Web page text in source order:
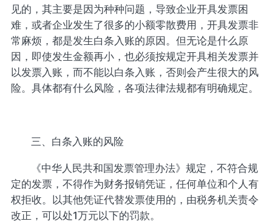
见的，其主要是因为种种问题，导致企业开具发票困
难，或者企业发生了很多的小额零散费用，开具发票非
常麻烦，都是发生白条入账的原因。但无论是什么原
因，即使发生金额再小，也必须按规定开具相关发票并
以发票入账，而不能以白条入账，否则会产生很大的风
险。具体都有什么风险，各项法律法规都有明确规定。
三、白条入账的风险
《中华人民共和国发票管理办法》规定，不符合规
定的发票，不得作为财务报销凭证，任何单位和个人有
权拒收。以其他凭证代替发票使用的，由税务机关责令
改正，可以处1万元以下的罚款。